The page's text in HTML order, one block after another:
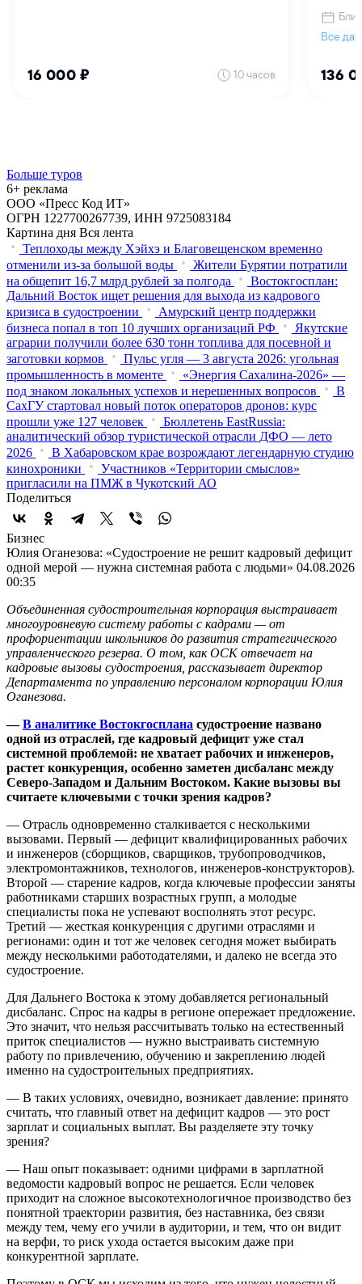
Больше туров
6+ реклама
ООО «Пресс Код ИТ»
ОГРН 1227700267739, ИНН 9725083184
Картина дня Вся лента
Теплоходы между Хэйхэ и Благовещенском временно
отменили из-за большой воды
Жители Бурятии потратили
на общепит 16,7 млрд рублей за полгода
Востокгосплан:
Дальний Восток ищет решения для выхода из кадрового
кризиса в судостроении
Амурский центр поддержки
бизнеса попал в топ 10 лучших организаций РФ
Якутские
аграрии получили более 630 тонн топлива для посевной и
заготовки кормов
Пульс угля — 3 августа 2026: угольная
промышленность в моменте
«Энергия Сахалина-2026» —
под знаком локальных успехов и нерешенных вопросов
В
СахГУ стартовал новый поток операторов дронов: курс
прошли уже 127 человек
Бюллетень EastRussia:
аналитический обзор туристической отрасли ДФО — лето
2026
В Хабаровском крае возрождают легендарную студию
кинохроники
Участников «Территории смыслов»
пригласили на ПМЖ в Чукотский АО
Поделиться
Бизнес
Юлия Оганезова: «Судостроение не решит кадровый дефицит
одной мерой — нужна системная работа с людьми» 04.08.2026
00:35
Объединенная судостроительная корпорация выстраивает
многоуровневую систему работы с кадрами — от
профориентации школьников до развития стратегического
управленческого резерва. О том, как ОСК отвечает на
кадровые вызовы судостроения, рассказывает директор
Департамента по управлению персоналом корпорации Юлия
Оганезова.
—В аналитике Востокгосплана судостроение названо
одной из отраслей, где кадровый дефицит уже стал
системной проблемой: не хватает рабочих и инженеров,
растет конкуренция, особенно заметен дисбаланс между
Северо‑Западом и Дальним Востоком. Какие вызовы вы
считаете ключевыми с точки зрения кадров?
— Отрасль одновременно сталкивается с несколькими
вызовами. Первый — дефицит квалифицированных рабочих
и инженеров (сборщиков, сварщиков, трубопроводчиков,
электромонтажников, технологов, инженеров-конструкторов).
Второй — старение кадров, когда ключевые профессии заняты
работниками старших возрастных групп, а молодые
специалисты пока не успевают восполнять этот ресурс.
Третий — жесткая конкуренция с другими отраслями и
регионами: один и тот же человек сегодня может выбирать
между несколькими работодателями, и далеко не всегда это
судостроение.
Для Дальнего Востока к этому добавляется региональный
дисбаланс. Спрос на кадры в регионе опережает предложение.
Это значит, что нельзя рассчитывать только на естественный
приток специалистов — нужно выстраивать системную
работу по привлечению, обучению и закреплению людей
именно на судостроительных предприятиях.
— В таких условиях, очевидно, возникает давление: принято
считать, что главный ответ на дефицит кадров — это рост
зарплат и социальных выплат. Вы разделяете эту точку
зрения?
— Наш опыт показывает: одними цифрами в зарплатной
ведомости кадровый вопрос не решается. Если человек
приходит на сложное высокотехнологичное производство без
понятной траектории развития, без наставника, без связи
между тем, чему его учили в аудитории, и тем, что он видит
на верфи, то риск ухода остается высоким даже при
конкурентной зарплате.